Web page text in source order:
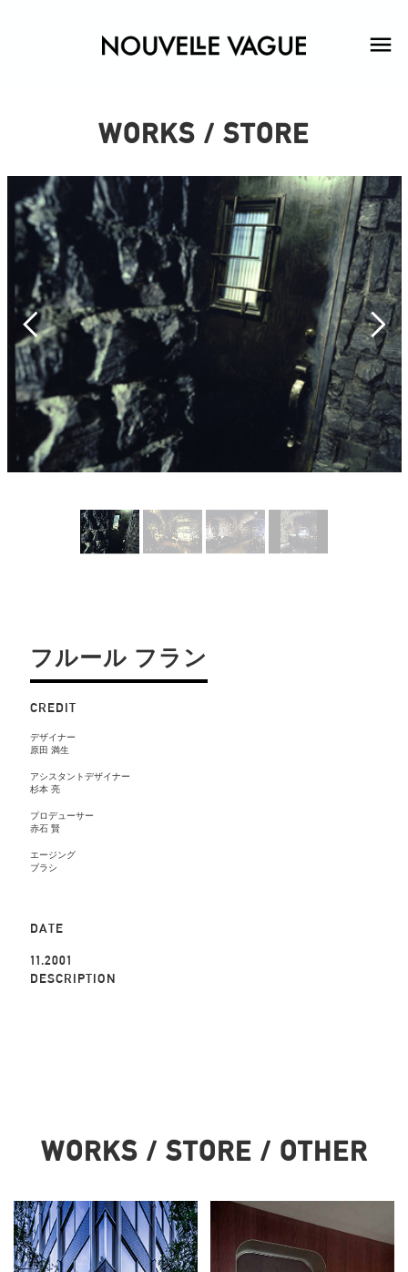
WORKS / STORE
フルール フラン
CREDIT
デザイナー
原田 満生
アシスタントデザイナー
杉本 亮
プロデューサー
赤石 賢
エージング
ブラシ
DATE
11.2001
DESCRIPTION
WORKS / STORE / OTHER